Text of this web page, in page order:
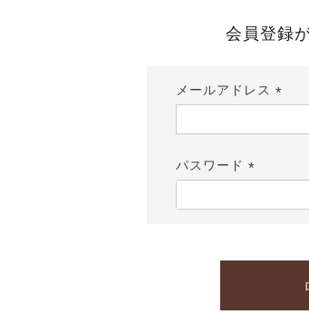
会員登録
メールアドレス
須)
パスワード
須)